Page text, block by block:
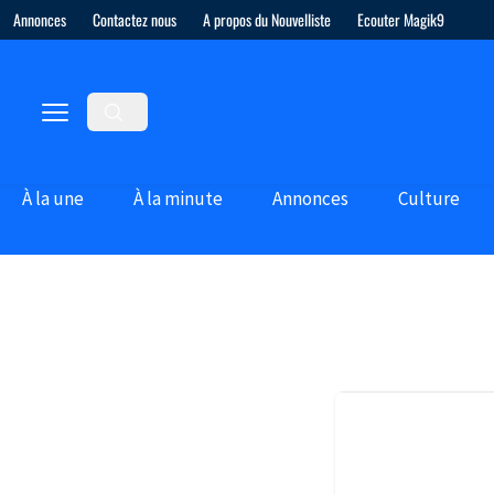
Annonces Contactez nous A propos du Nouvelliste Ecouter Magik9
À la une À la minute Annonces Culture